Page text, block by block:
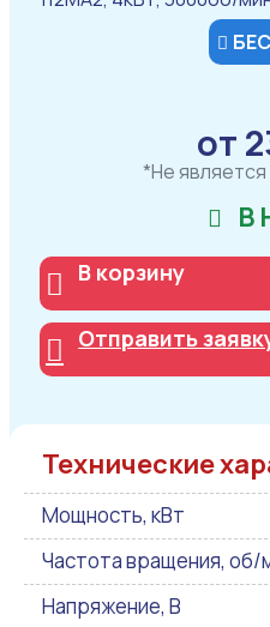
от
*Не
В
В корзину
Отправить
Технические
Мощность, кВт
Частота вращения, об/
Напряжение, В